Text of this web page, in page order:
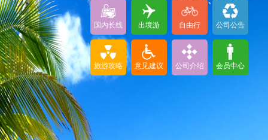
国内长线 出境游 自由行 公司公告
旅游攻略 意见建议 公司介绍 会员中心